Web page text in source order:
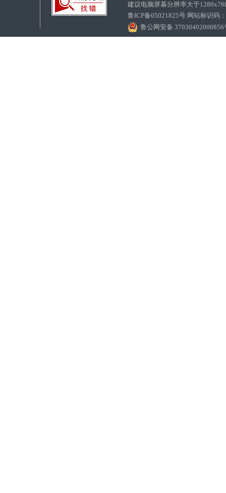
建议电脑屏幕分辨率大于
鲁ICP备05021825号 网站标识码
鲁公网安备 37030402000856